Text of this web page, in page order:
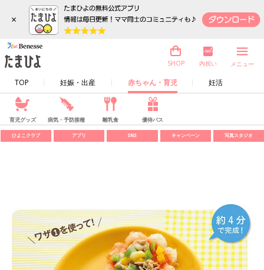
×
TOP 妊娠・出産 赤ちゃん・育児 妊活
SHOP 内祝い メニュー
育児グッズ 病気・予防接種 離乳食 優待パス
ひよこクラブ アプリ SNS キャンペーン 写真スタジオ